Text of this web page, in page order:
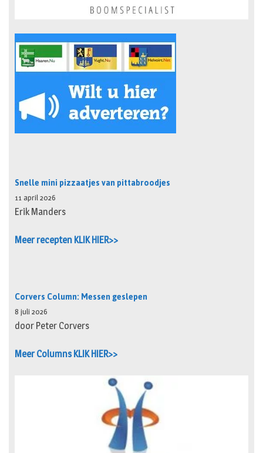
Snelle mini pizzaatjes van pittabroodjes
11 april 2026
Erik Manders
Meer recepten KLIK HIER>>
Corvers Column: Messen geslepen
8 juli 2026
door Peter Corvers
Meer Columns KLIK HIER>>